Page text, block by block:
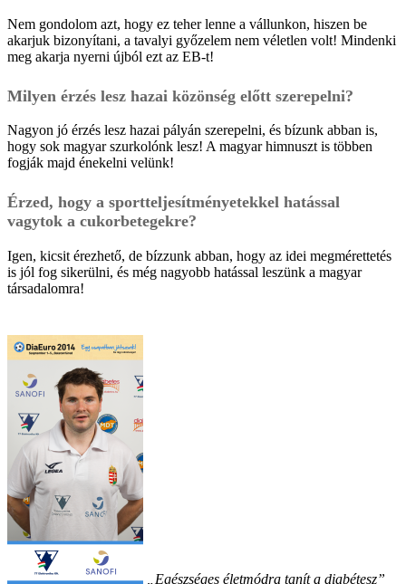
Nem gondolom azt, hogy ez teher lenne a vállunkon, hiszen be
akarjuk bizonyítani, a tavalyi győzelem nem véletlen volt! Mindenki
meg akarja nyerni újból ezt az EB-t!
Milyen érzés lesz hazai közönség előtt szerepelni?
Nagyon jó érzés lesz hazai pályán szerepelni, és bízunk abban is,
hogy sok magyar szurkolónk lesz! A magyar himnuszt is többen
fogják majd énekelni velünk!
Érzed, hogy a sportteljesítményetekkel hatással
vagytok a cukorbetegekre?
Igen, kicsit érezhető, de bízzunk abban, hogy az idei megmérettetés
is jól fog sikerülni, és még nagyobb hatással leszünk a magyar
társadalomra!
„Egészséges életmódra tanít a diabétesz”